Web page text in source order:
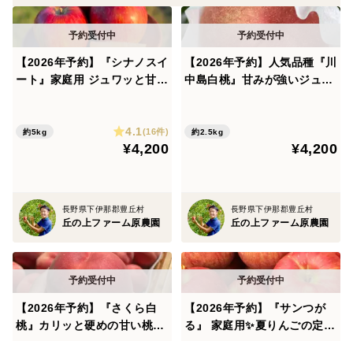
【2026年予約】『シナノスイ
ート』家庭用 ジュワッと甘〜
約5kg 4.1(16件)
¥4,200
長野県下伊那郡豊丘村
丘の上ファーム原農園
【2026年予約】人気品種『川
中島白桃』甘みが強いジュー
約2.5kg
¥4,200
長野県下伊那郡豊丘村
丘の上ファーム原農園
【2026年予約】『さくら白
桃』カリッと硬めの甘い桃！
【2026年予約】『サンつが
る』 家庭用✨夏りんごの定番